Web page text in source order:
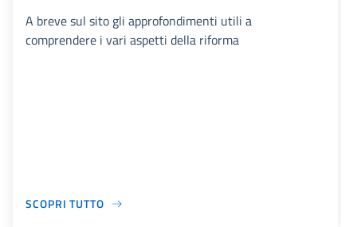
A breve sul sito gli approfondimenti utili a
comprendere i vari aspetti della riforma
SCOPRI TUTTO